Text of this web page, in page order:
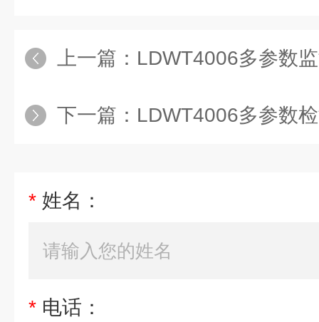
上一篇： LDWT4006多参数
下一篇： LDWT4006多参数
* 姓名：
* 电话：